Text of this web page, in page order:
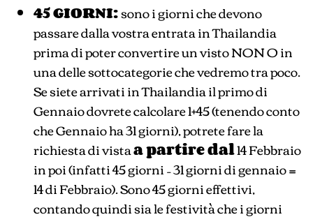
45 GIORNI:sono i giorni che devono
passare dalla vostra entrata in Thailandia
prima di poter convertire un visto NON O in
una delle sottocategorie che vedremo tra poco.
Se siete arrivati in Thailandia il primo di
Gennaio dovrete calcolare 1+45 (tenendo conto
che Gennaio ha 31 giorni), potrete fare la
richiesta di vistaa partire dal14 Febbraio
in poi (infatti 45 giorni – 31 giorni di gennaio =
14 di Febbraio). Sono 45 giorni effettivi,
contando quindi sia le festività che i giorni